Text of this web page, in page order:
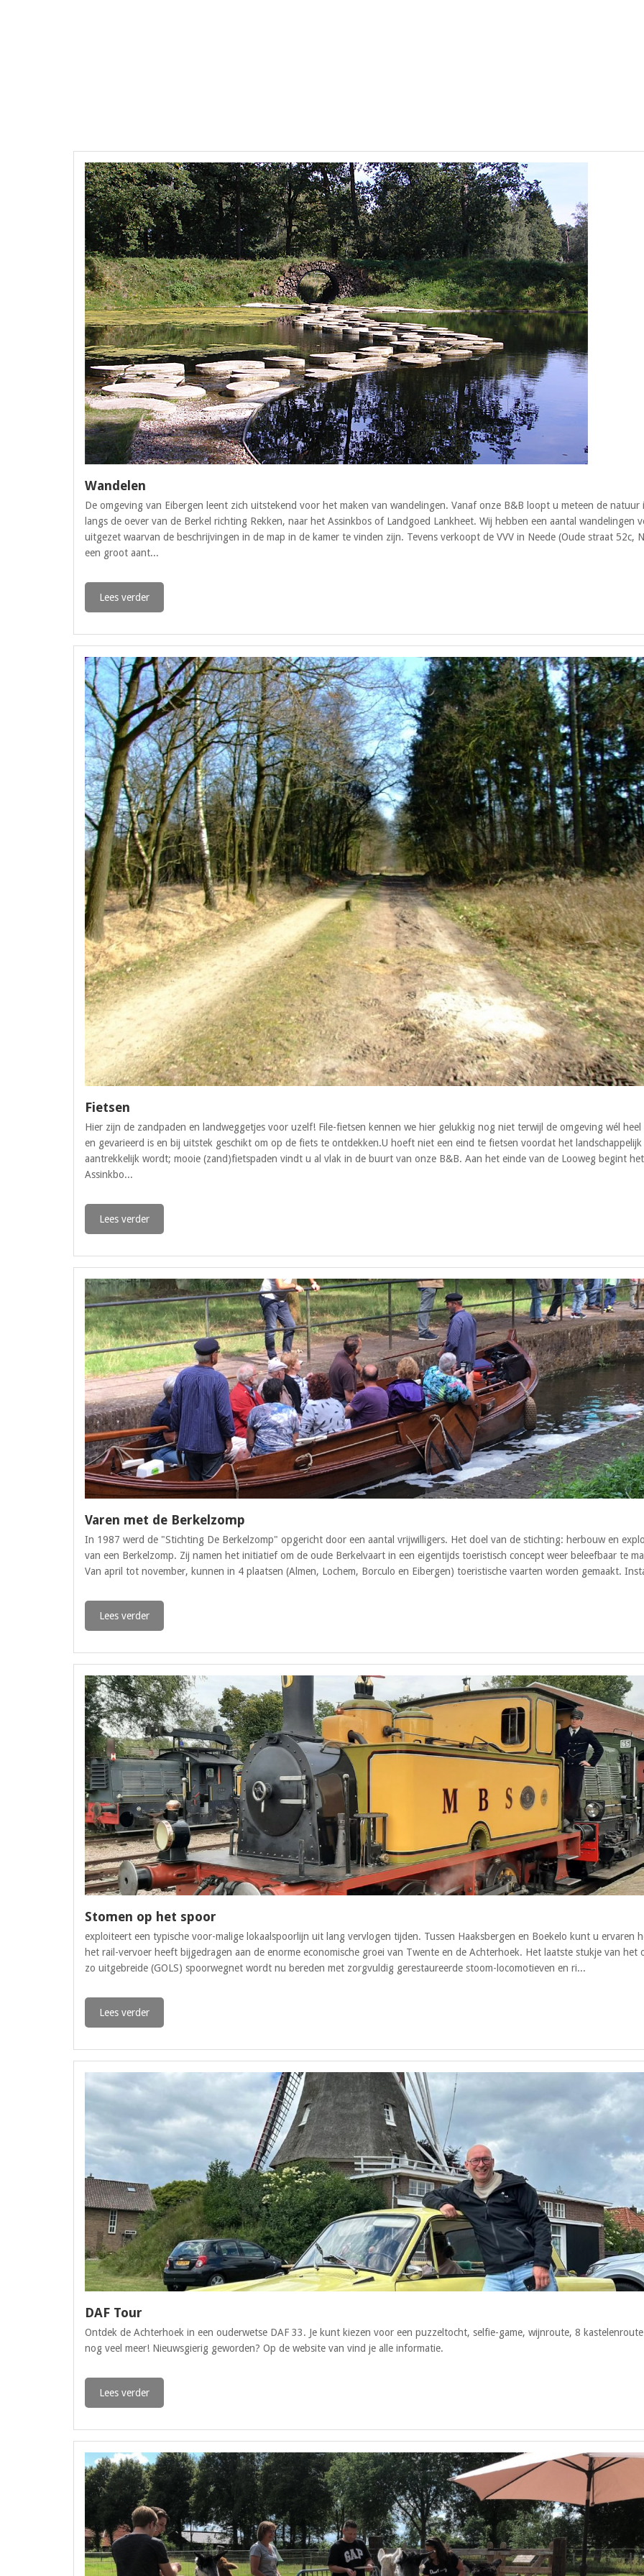
Wandelen
De omgeving van Eibergen leent zich uitstekend voor het maken van wandelingen. Vanaf onze B&B loopt u meteen de natuur
langs de oever van de Berkel richting Rekken, naar het Assinkbos of Landgoed Lankheet. Wij hebben een aantal wandelingen
uitgezet waarvan de beschrijvingen in de map in de kamer te vinden zijn. Tevens verkoopt de VVV in Neede (Oude straat 52c,
een groot aant...
Lees verder
Fietsen
Hier zijn de zandpaden en landweggetjes voor uzelf! File-fietsen kennen we hier gelukkig nog niet terwijl de omgeving wél heel
en gevarieerd is en bij uitstek geschikt om op de fiets te ontdekken.U hoeft niet een eind te fietsen voordat het landschappelijk
aantrekkelijk wordt; mooie (zand)fietspaden vindt u al vlak in de buurt van onze B&B. Aan het einde van de Looweg begint het
Assinkbo...
Lees verder
Varen met de Berkelzomp
In 1987 werd de "Stichting De Berkelzomp" opgericht door een aantal vrijwilligers. Het doel van de stichting: herbouw en
van een Berkelzomp. Zij namen het initiatief om de oude Berkelvaart in een eigentijds toeristisch concept weer beleefbaar te
Van april tot november, kunnen in 4 plaatsen (Almen, Lochem, Borculo en Eibergen) toeristische vaarten worden gemaakt.
Lees verder
Stomen op het spoor
exploiteert een typische voor-malige lokaalspoorlijn uit lang vervlogen tijden. Tussen Haaksbergen en Boekelo kunt u ervaren
het rail-vervoer heeft bijgedragen aan de enorme economische groei van Twente en de Achterhoek. Het laatste stukje van het
zo uitgebreide (GOLS) spoorwegnet wordt nu bereden met zorgvuldig gerestaureerde stoom-locomotieven en ri...
Lees verder
DAF Tour
Ontdek de Achterhoek in een ouderwetse DAF 33. Je kunt kiezen voor een puzzeltocht, selfie-game, wijnroute, 8
nog veel meer! Nieuwsgierig geworden? Op de website van vind je alle informatie.
Lees verder